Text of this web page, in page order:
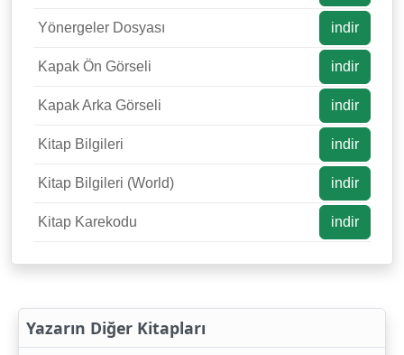
Yönergeler Dosyası indir
Kapak Ön Görseli indir
Kapak Arka Görseli indir
Kitap Bilgileri indir
Kitap Bilgileri (World) indir
Kitap Karekodu indir
Yazarın Diğer Kitapları